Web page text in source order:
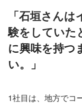
「石垣さん
験をしていた
に興味を持つ
い。」
1社目は、地方でコ